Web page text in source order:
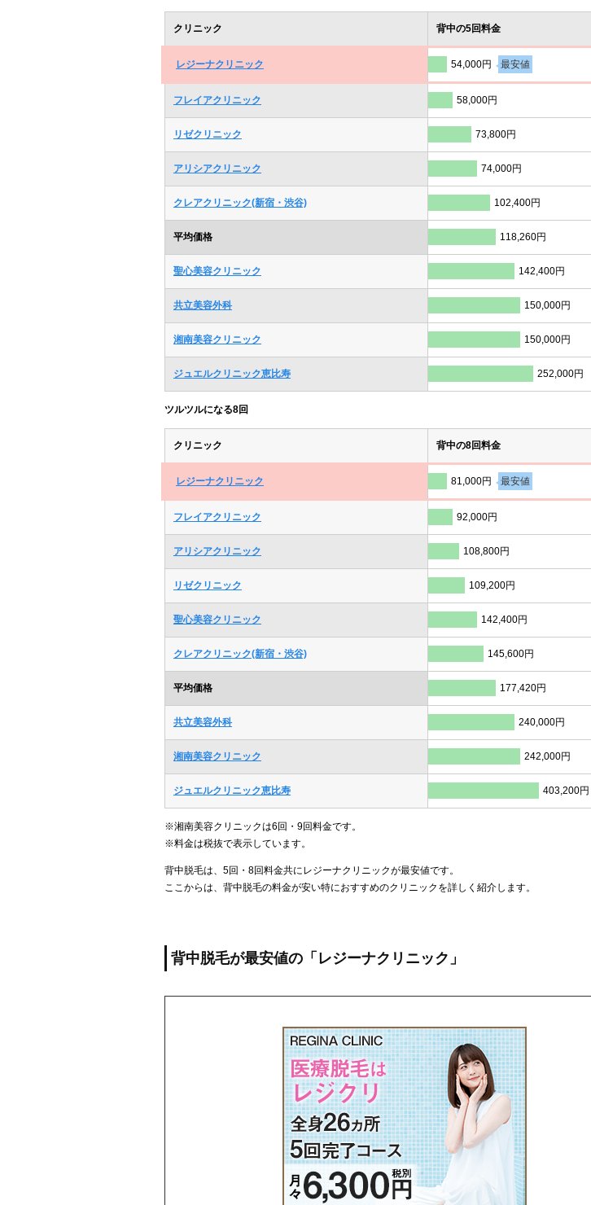
クリニック 背中の5回料金
レジーナクリニック 54,000円 最安値
フレイアクリニック 58,000円
リゼクリニック 73,800円
アリシアクリニック 74,000円
クレアクリニック(新宿・渋谷) 102,400円
平均価格 118,260円
聖心美容クリニック 142,400円
共立美容外科 150,000円
湘南美容クリニック 150,000円
ジュエルクリニック恵比寿 252,000円
ツルツルになる8回
クリニック 背中の8回料金
レジーナクリニック 81,000円 最安値
フレイアクリニック 92,000円
アリシアクリニック 108,800円
リゼクリニック 109,200円
聖心美容クリニック 142,400円
クレアクリニック(新宿・渋谷) 145,600円
平均価格 177,420円
共立美容外科 240,000円
湘南美容クリニック 242,000円
ジュエルクリニック恵比寿 403,200円
※湘南美容クリニックは6回・9回料金です。
※料金は税抜で表示しています。
背中脱毛は、5回・8回料金共にレジーナクリニックが最安値です。
ここからは、背中脱毛の料金が安い特におすすめのクリニックを詳しく紹介します。
背中脱毛が最安値の「レジーナクリニック」